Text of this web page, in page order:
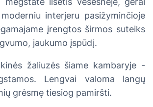
interjeru pasižyminčioje
įrengtos širmos suteiks
jaukumo įspūdį.
žaliuzės šiame kambaryje -
Lengvai valoma langų
grėsmę tiesiog pamiršti.